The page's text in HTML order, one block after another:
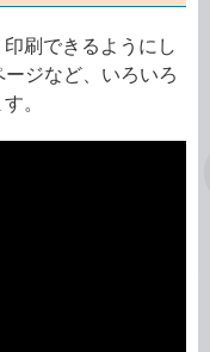
刷できるようにし
ジなど、いろいろ
。